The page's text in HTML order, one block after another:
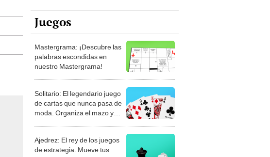
Juegos
palabras escondidas en
nuestro Mastergrama!
de cartas que nunca pasa de
moda. Organiza el mazo y
demuestra tu habilidad.
de estrategia. Mueve tus
piezas, anticipa al rival y